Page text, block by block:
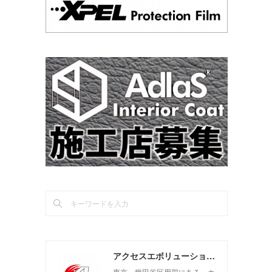
アクセスエボリューション用賀店 カーコーティング・カーメンテナンスの専門店